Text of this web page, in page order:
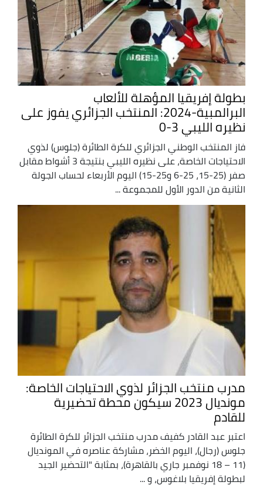
بطولة إفريقيا المؤهلة للألعاب
البرالمبية-2024: المنتخب الجزائري يفوز على
نظيره الليبي 3-0
فاز المنتخب الوطني الجزائري للكرة الطائرة (جلوس) لذوي
الاحتياجات الخاصة، على نظيره الليبي بنتيجة 3 أشواط مقابل
صفر (25-15، 25-6 و25-15) اليوم الأربعاء لحساب الجولة
الثانية من الدور الأول للمجموعة ...
مدرب منتخب الجزائر لذوي الاحتياجات الخاصة:
مونديال 2023 سيكون محطة تحضيرية
للقادم
اعتبر عبد القادر كفيف مدرب منتخب الجزائر للكرة الطائرة
جلوس (رجال)، اليوم الخضر، مشاركة عناصره في المونديال
(11 – 18 نوفمبر جاري بالقاهرة)، بمثابة "التحضير الجيد
لبطولة إفريقيا بلاغوس، و ...